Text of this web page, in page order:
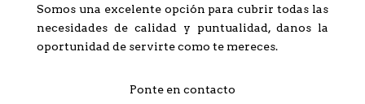
Somos una excelente opción para cubrir todas las
necesidades de calidad y puntualidad, danos la
oportunidad de servirte como te mereces.
Ponte en contacto